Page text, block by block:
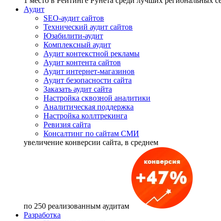
Аудит
SEO-аудит сайтов
Технический аудит сайтов
Юзабилити-аудит
Комплексный аудит
Аудит контекстной рекламы
Аудит контента сайтов
Аудит интернет-магазинов
Аудит безопасности сайта
Заказать аудит сайта
Настройка сквозной аналитики
Аналитическая поддержка
Настройка коллтрекинга
Ревизия сайта
Консалтинг по сайтам СМИ
увеличение конверсии сайта, в среднем
по 250 реализованным аудитам
Разработка